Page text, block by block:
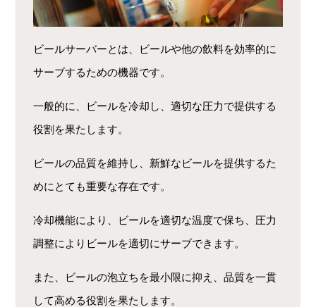
ビールサーバーとは、ビールや他の飲料を効率的に
サーブするための機器です。
一般的に、ビールを冷却し、適切な圧力で提供する
役割を果たします。
ビールの品質を維持し、新鮮なビールを提供するた
めにとても重要な存在です。
冷却機能により、ビールを適切な温度で保ち、圧力
調整によりビールを適切にサーブできます。
また、ビールの泡立ちを最小限に抑え、品質を一貫
して高める役割を果たします。